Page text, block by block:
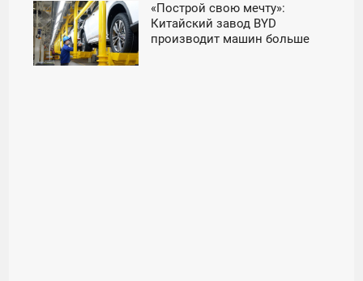
«Построй свою мечту»:
Китайский завод BYD
производит машин больше